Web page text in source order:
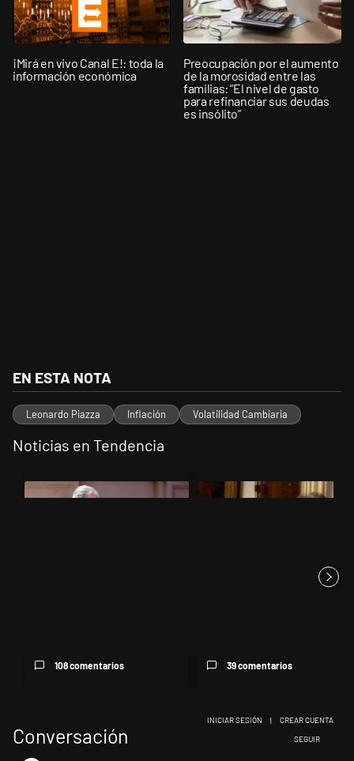
¡Mirá en vivo Canal E!: toda la
información económica
Preocupación por el aumento
de la morosidad entre las
familias: “El nivel de gasto
para refinanciar sus deudas
es insólito”
EN ESTA NOTA
Leonardo Piazza Inflación Volatilidad Cambiaria
Noticias en Tendencia
Un artículo de tendencia con el título "Las incosistencias de
108 comentarios
Un artículo de tendencia con el
39 comentarios
Conversación SIGA ESTA
SEGUIR
INICIAR SESIÓN | CREAR CUENTA